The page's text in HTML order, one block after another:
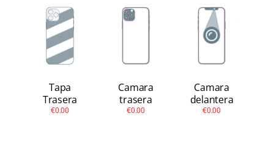
Tapa
Trasera
€0.00
Camara
trasera
€0.00
Camara
delantera
€0.00